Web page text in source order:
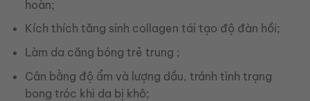
hoàn;
Kích thích tăng sinh collagen tái tạo độ đàn hồi;
Làm da căng bóng trẻ trung ;
Cân bằng độ ẩm và lượng dầu, tránh tình trạng
bong tróc khi da bị khô;